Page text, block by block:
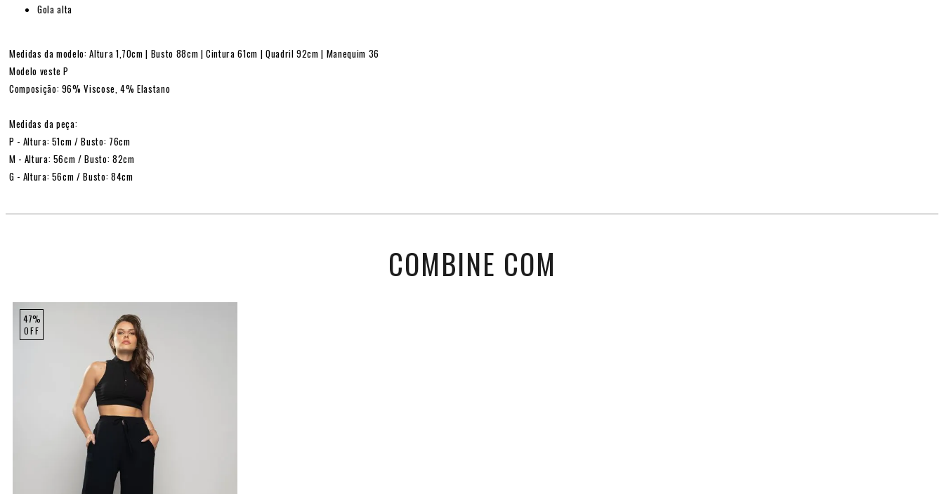
Gola alta
Medidas da modelo: Altura 1,70cm | Busto 88cm | Cintura 61cm | Quadril 92cm | Manequim 36
Modelo veste P
Composição: 96% Viscose, 4% Elastano
Medidas da peça:
P - Altura: 51cm / Busto: 76cm
M - Altura: 56cm / Busto: 82cm
G - Altura: 56cm / Busto: 84cm
COMBINE COM
47%
OFF